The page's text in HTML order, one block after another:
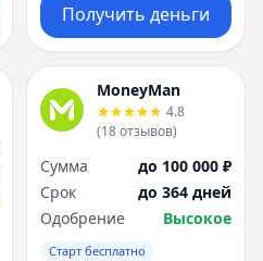
Получить деньги
MoneyMan
4.8
(18отзывов)
Сумма
до 100 000 ₽
Срок
до 364 дней
Одобрение
Высокое
Старт бесплатно